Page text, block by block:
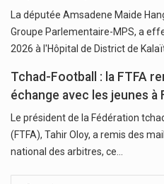
La députée Amsadene Maide
Groupe Parlementaire-MPS, a
2026 à l'Hôpital de District de
Tchad-Football : la FTFA
échange avec les jeunes à
Le président de la Fédération
(FTFA), Tahir Oloy, a remis des
national des arbitres, ce…